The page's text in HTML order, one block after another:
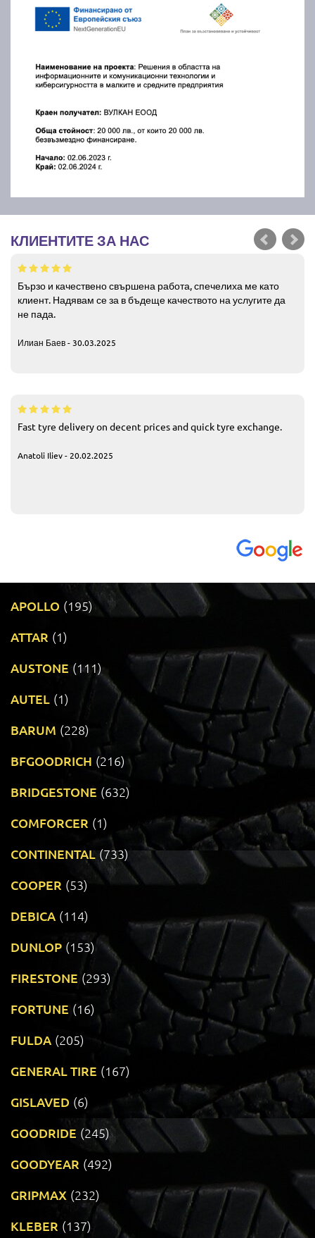
КЛИЕНТИТЕ ЗА НАС
Бързо и качествено свършена работа, спечелиха ме като
клиент. Надявам се за в бъдеще качеството на услугите да
не пада.
Илиан Баев - 30.03.2025
Fast tyre delivery on decent prices and quick tyre exchange.
Anatoli Iliev - 20.02.2025
APOLLO (195)
ATTAR (1)
AUSTONE (111)
AUTEL (1)
BARUM (228)
BFGOODRICH (216)
BRIDGESTONE (632)
COMFORCER (1)
CONTINENTAL (733)
COOPER (53)
DEBICA (114)
DUNLOP (153)
FIRESTONE (293)
FORTUNE (16)
FULDA (205)
GENERAL TIRE (167)
GISLAVED (6)
GOODRIDE (245)
GOODYEAR (492)
GRIPMAX (232)
KLEBER (137)